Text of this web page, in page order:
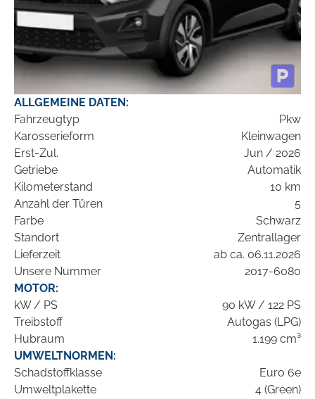
ALLGEMEINE DATEN:
Fahrzeugtyp
Pkw
Karosserieform
Kleinwagen
Erst-Zul.
Jun / 2026
Getriebe
Automatik
Kilometerstand
10 km
Anzahl der Türen
5
Farbe
Schwarz
Standort
Zentrallager
Lieferzeit
ab ca. 06.11.2026
Unsere Nummer
2017-6080
MOTOR:
kW / PS
90 kW / 122 PS
Treibstoff
Autogas (LPG)
Hubraum
1.199 cm³
UMWELTNORMEN:
Schadstoffklasse
Euro 6e
Umweltplakette
4 (Green)